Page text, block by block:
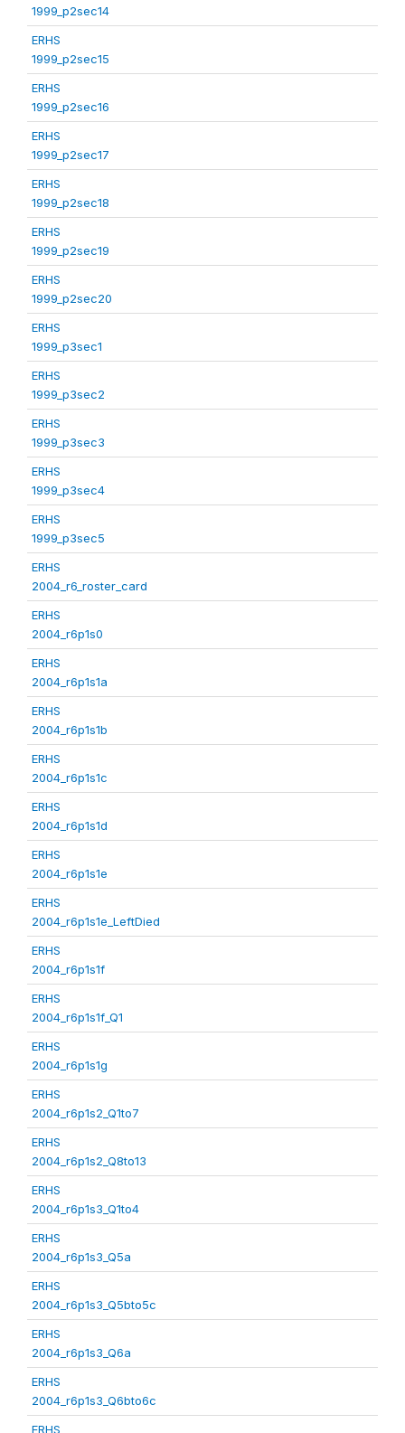
1999_p2sec14
ERHS
1999_p2sec15
ERHS
1999_p2sec16
ERHS
1999_p2sec17
ERHS
1999_p2sec18
ERHS
1999_p2sec19
ERHS
1999_p2sec20
ERHS
1999_p3sec1
ERHS
1999_p3sec2
ERHS
1999_p3sec3
ERHS
1999_p3sec4
ERHS
1999_p3sec5
ERHS
2004_r6_roster_card
ERHS
2004_r6p1s0
ERHS
2004_r6p1s1a
ERHS
2004_r6p1s1b
ERHS
2004_r6p1s1c
ERHS
2004_r6p1s1d
ERHS
2004_r6p1s1e
ERHS
2004_r6p1s1e_LeftDied
ERHS
2004_r6p1s1f
ERHS
2004_r6p1s1f_Q1
ERHS
2004_r6p1s1g
ERHS
2004_r6p1s2_Q1to7
ERHS
2004_r6p1s2_Q8to13
ERHS
2004_r6p1s3_Q1to4
ERHS
2004_r6p1s3_Q5a
ERHS
2004_r6p1s3_Q5bto5c
ERHS
2004_r6p1s3_Q6a
ERHS
2004_r6p1s3_Q6bto6c
ERHS